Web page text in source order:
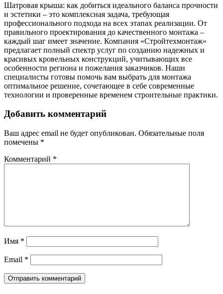
Шатровая крыша: как добиться идеального баланса прочности
и эстетики – это комплексная задача, требующая
профессионального подхода на всех этапах реализации. От
правильного проектирования до качественного монтажа –
каждый шаг имеет значение. Компания «Стройтехмонтаж»
предлагает полный спектр услуг по созданию надежных и
красивых кровельных конструкций, учитывающих все
особенности региона и пожелания заказчиков. Наши
специалисты готовы помочь вам выбрать для монтажа
оптимальное решение, сочетающее в себе современные
технологии и проверенные временем строительные практики.
Добавить комментарий
Ваш адрес email не будет опубликован. Обязательные поля
помечены *
Комментарий *
Имя *
Email *